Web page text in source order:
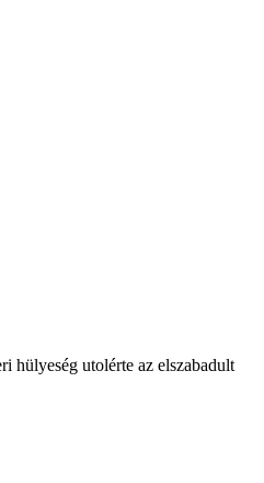
hülyeség utolérte az elszabadult